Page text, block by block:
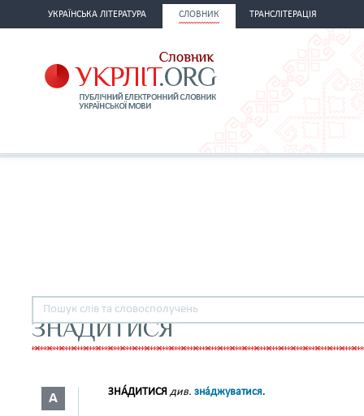
УКРАЇНСЬКА ЛІТЕРАТУРА СЛОВНИК ТРАНСЛІТЕРАЦІЯ
ЗНАДИТИСЯ
А ЗНА́ДИТИСЯ див. зна́джуватися.